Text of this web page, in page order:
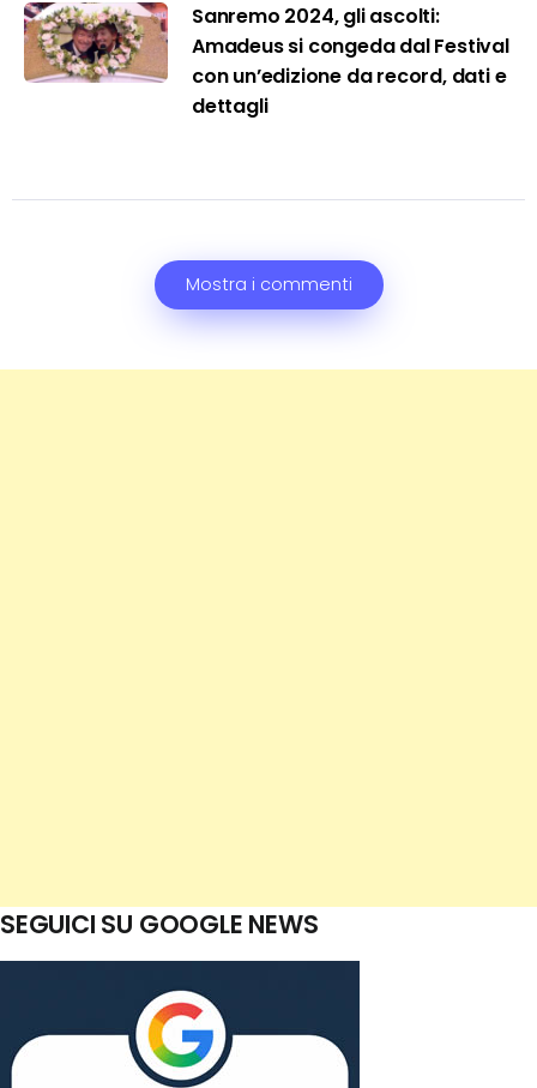
Sanremo 2024, gli ascolti:
Amadeus si congeda dal Festival
con un’edizione da record, dati e
dettagli
Mostra i commenti
SEGUICI SU GOOGLE NEWS